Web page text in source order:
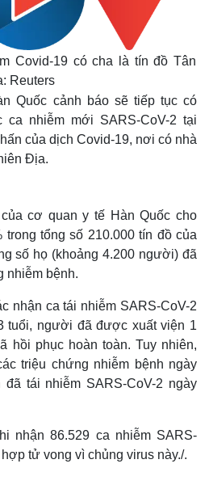
Covid-19 có cha là tín đồ Tân
Reuters
Quốc cảnh báo sẽ tiếp tục có
nhiễm mới SARS-CoV-2 tại
của dịch Covid-19, nơi có nhà
Địa.
cơ quan y tế Hàn Quốc cho
trong tổng số 210.000 tín đồ của
số họ (khoảng 4.200 người) đã
nhiễm bệnh.
nhận ca tái nhiễm SARS-CoV-2
tuổi, người đã được xuất viện 1
hồi phục hoàn toàn. Tuy nhiên,
triệu chứng nhiễm bệnh ngày
tái nhiễm SARS-CoV-2 ngày
nhận 86.529 ca nhiễm SARS-
tử vong vì chủng virus này./.